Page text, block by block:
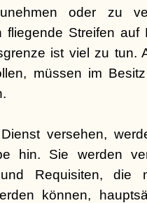
oder zu
fliegende Streifen auf
ist viel zu tun.
müssen im
versehen,
hin. Sie werden
Requisiten, die
können,